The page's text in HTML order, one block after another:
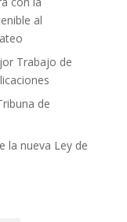
al
Trabajo de
de
la nueva Ley de